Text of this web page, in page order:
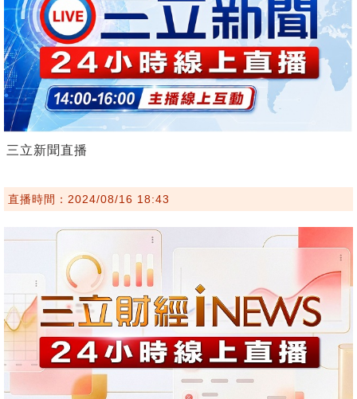
三立新聞直播
直播時間：2024/08/16 18:43